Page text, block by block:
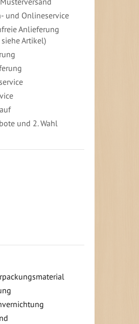
und Onlineservice
Anlieferung
Artikel)
und 2. Wahl